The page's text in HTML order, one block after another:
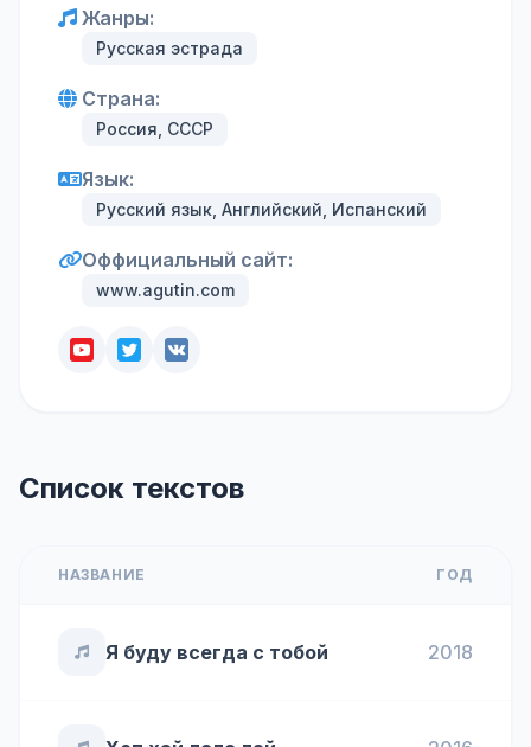
Жанры:
Русская эстрада
Страна:
Россия, СССР
Язык:
Русский язык, Английский, Испанский
Оффициальный сайт:
www.agutin.com
Список текстов
НАЗВАНИЕ ГОД
Я буду всегда с тобой 2018